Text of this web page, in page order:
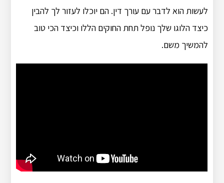
לעשות הוא לדבר עם עורך דין. הם יוכלו לעזור לך להבין
כיצד הלוגו שלך נופל תחת החוקים הללו וכיצד הכי טוב
להמשיך משם.